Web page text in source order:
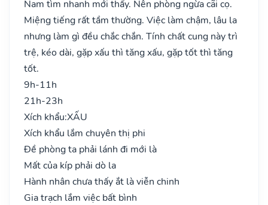
Nam tìm nhanh mới thấy. Nên phòng ngừa cãi cọ.
Miệng tiếng rất tầm thường. Việc làm chậm, lâu la
nhưng làm gì đều chắc chắn. Tính chất cung này trì
trệ, kéo dài, gặp xấu thì tăng xấu, gặp tốt thì tăng
tốt.
9h-11h
21h-23h
Xích khẩu:XẤU
Xích khẩu lắm chuyên thị phi
Đề phòng ta phải lánh đi mới là
Mất của kíp phải dò la
Hành nhân chưa thấy ắt là viễn chinh
Gia trạch lắm việc bất bình